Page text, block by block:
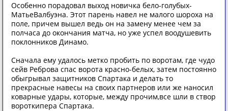
Особенно порадовал выход новичка бело-голубых-
МатьеВалбуэна. Этот парень навел не малого шороха на
поле, причем вышел ведь он на замену менее чем за
полчаса до окончания матча, но уже успел воодушевить
поклонников Динамо.
Сначала ему удалось метко пробить по воротам, где чудо
сейв Реброва спас ворота красно-белых, затем постоянно
обыгрывал защитников Спартака и делать то
прекрасные навесы на своих партнеров или же наносил
коварные удары, которые, между прочим,все шли в створ
вороткипера Спартака.